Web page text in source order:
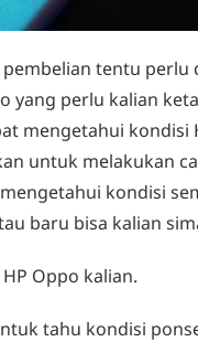
tentu perlu
yang perlu kalian
mengetahui kondisi
untuk melakukan
kondisi
baru bisa kalian
Oppo kalian.
tahu kondisi